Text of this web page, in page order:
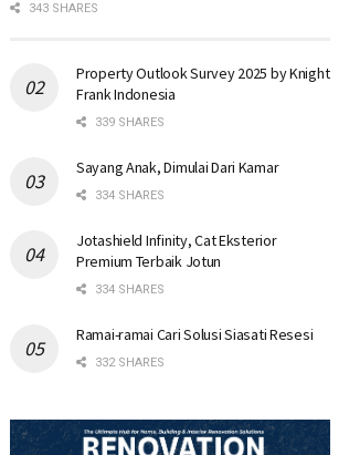
343 SHARES
Property Outlook Survey 2025 by Knight
Frank Indonesia
339 SHARES
Sayang Anak, Dimulai Dari Kamar
334 SHARES
Jotashield Infinity, Cat Eksterior
Premium Terbaik Jotun
334 SHARES
Ramai-ramai Cari Solusi Siasati Resesi
332 SHARES